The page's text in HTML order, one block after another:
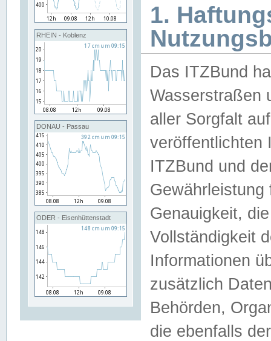
RHEIN - Koblenz
DONAU - Passau
ODER - Eisenhüttenstadt
1.
Das ITZBund
Wasserstraßen
aller Sorgfalt
veröffentlichten
ITZBund und
Genauigkeit,
Vollständigkeit
Informationen
zusätzlich
Behörden,
die ebenfalls